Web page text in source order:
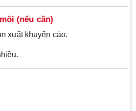
(nếu cần)
xuất khuyến cáo.